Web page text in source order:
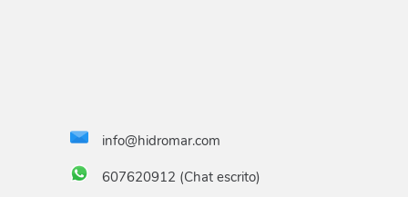
info@hidromar.com
607620912 (Chat escrito)